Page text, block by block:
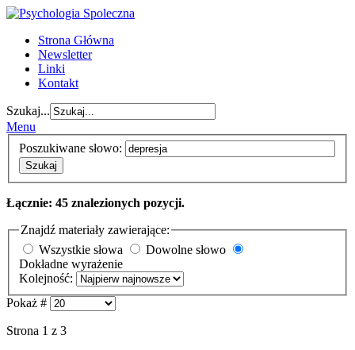
Strona Główna
Newsletter
Linki
Kontakt
Szukaj...
Menu
Poszukiwane słowo:
Szukaj
Łącznie: 45 znalezionych pozycji.
Znajdź materiały zawierające:
Wszystkie słowa
Dowolne słowo
Dokładne wyrażenie
Kolejność:
Pokaż #
Strona 1 z 3